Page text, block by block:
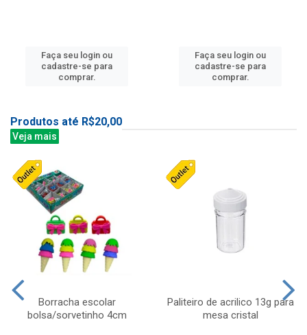
Faça seu login ou
cadastre-se para
comprar.
Faça seu login ou
cadastre-se para
comprar.
Produtos até R$20,00
Veja mais
Borracha escolar
bolsa/sorvetinho 4cm
Paliteiro de acrilico 13g para
mesa cristal